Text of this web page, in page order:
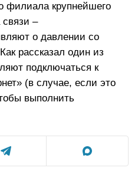
филиала крупнейшего
связи –
о давлении со
рассказал один из
подключаться к
(в случае, если это
выполнить